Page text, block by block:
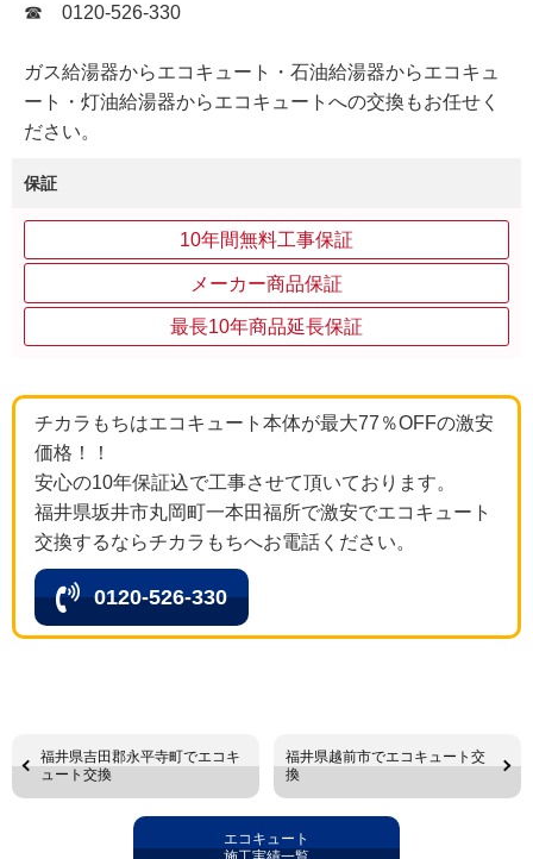
☎ 0120-526-330
ガス給湯器からエコキュート・石油給湯器からエコキュ
ート・灯油給湯器からエコキュートへの交換もお任せく
ださい。
保証
10年間無料工事保証
メーカー商品保証
最長10年商品延長保証
チカラもちはエコキュート本体が最大77％OFFの激安
価格！！
安心の10年保証込で工事させて頂いております。
福井県坂井市丸岡町一本田福所で激安でエコキュート
交換するならチカラもちへお電話ください。
0120-526-330
福井県吉田郡永平寺町でエコキ
ュート交換
福井県越前市でエコキュート交
換
エコキュート